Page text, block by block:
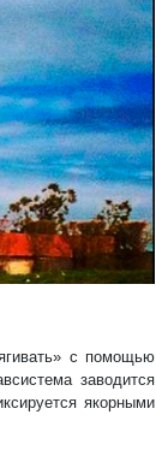
с помощью
заводится
якорными